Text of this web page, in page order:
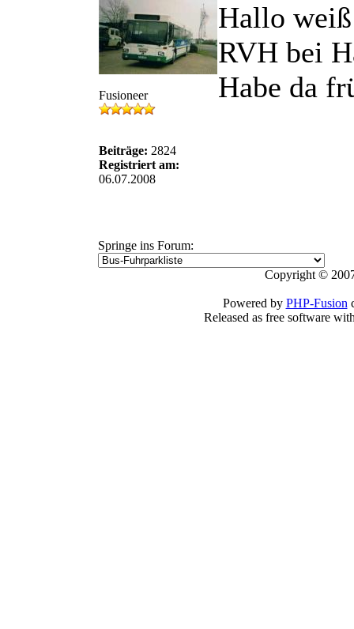
Fusioneer
Beiträge: 2824
Registriert am:
06.07.2008
Hallo
RVH bei
Habe da
Springe ins Forum:
Copyright ©
Powered by PHP-Fusion
Released as free software